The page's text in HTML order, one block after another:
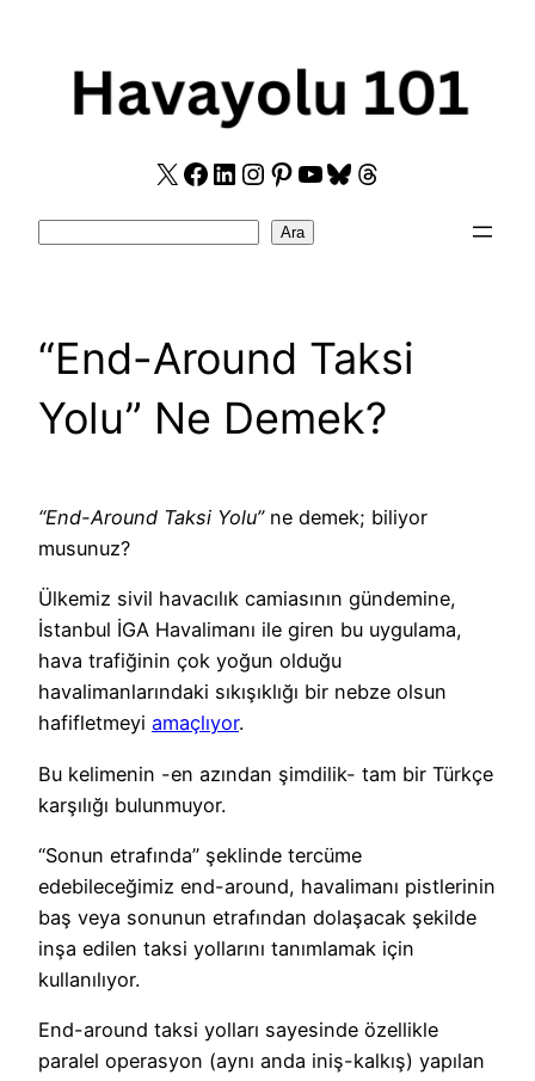
X Facebook
LinkedIn
Instagram
Pinterest
YouTube
Bluesky
Threads
Ara
“End-Around Taksi
Yolu” Ne Demek?
“End-Around Taksi Yolu”ne demek; biliyor
musunuz?
Ülkemiz sivil havacılık camiasının gündemine,
İstanbul İGA Havalimanı ile giren bu uygulama,
hava trafiğinin çok yoğun olduğu
havalimanlarındaki sıkışıklığı bir nebze olsun
hafifletmeyi amaçlıyor.
Bu kelimenin -en azından şimdilik- tam bir Türkçe
karşılığı bulunmuyor.
“Sonun etrafında” şeklinde tercüme
edebileceğimiz end-around, havalimanı pistlerinin
baş veya sonunun etrafından dolaşacak şekilde
inşa edilen taksi yollarını tanımlamak için
kullanılıyor.
End-around taksi yolları sayesinde özellikle
paralel operasyon (aynı anda iniş-kalkış) yapılan